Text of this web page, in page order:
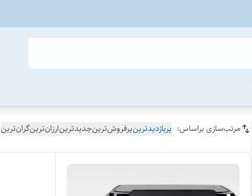
مرتب‌سازی براساس: پربازدیدترینپرفروش‌ترینجدیدترینارزان‌ترینگران‌ترین